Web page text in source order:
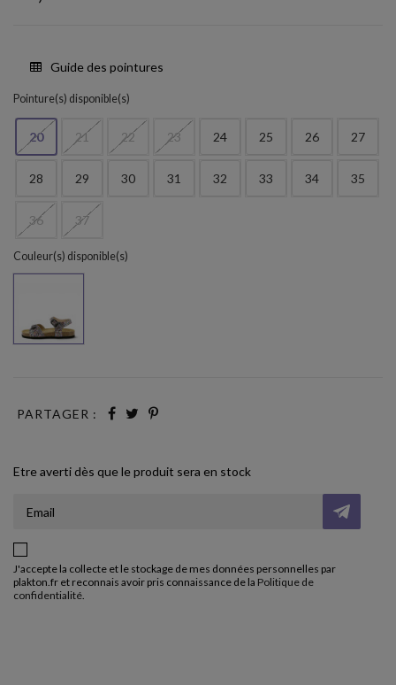
Guide des pointures
Pointure(s) disponible(s)
20 21 22 23 24 25 26 27
28 29 30 31 32 33 34 35
36 37
Couleur(s) disponible(s)
PARTAGER :
Etre averti dès que le produit sera en stock
J'accepte la collecte et le stockage de mes données personnelles par
plakton.fr et reconnais avoir pris connaissance de la Politique de
confidentialité